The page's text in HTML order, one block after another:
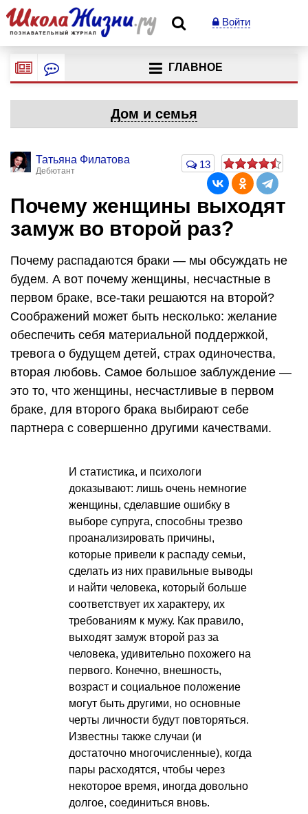
Войти
ГЛАВНОЕ
Дом и семья
Татьяна Филатова
Дебютант
13
Почему женщины выходят
замуж во второй раз?
Почему распадаются браки — мы обсуждать не
будем. А вот почему женщины, несчастные в
первом браке, все-таки решаются на второй?
Соображений может быть несколько: желание
обеспечить себя материальной поддержкой,
тревога о будущем детей, страх одиночества,
вторая любовь. Самое большое заблуждение —
это то, что женщины, несчастливые в первом
браке, для второго брака выбирают себе
партнера с совершенно другими качествами.
И статистика, и психологи
доказывают: лишь очень немногие
женщины, сделавшие ошибку в
выборе супруга, способны трезво
проанализировать причины,
которые привели к распаду семьи,
сделать из них правильные выводы
и найти человека, который больше
соответствует их характеру, их
требованиям к мужу. Как правило,
выходят замуж второй раз за
человека, удивительно похожего на
первого. Конечно, внешность,
возраст и социальное положение
могут быть другими, но основные
черты личности будут повторяться.
Известны также случаи (и
достаточно многочисленные), когда
пары расходятся, чтобы через
некоторое время, иногда довольно
долгое, соединиться вновь.